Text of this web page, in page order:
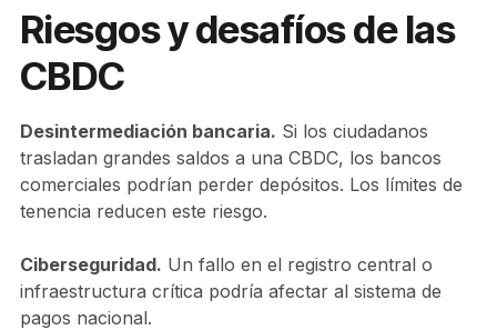
Riesgos y desafíos de las
CBDC
Desintermediación bancaria. Si los ciudadanos
trasladan grandes saldos a una CBDC, los bancos
comerciales podrían perder depósitos. Los límites de
tenencia reducen este riesgo.
Ciberseguridad. Un fallo en el registro central o
infraestructura crítica podría afectar al sistema de
pagos nacional.